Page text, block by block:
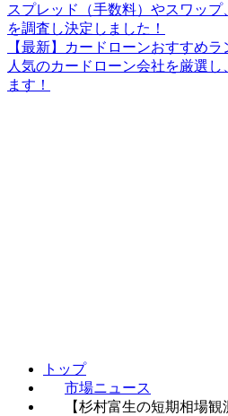
スプレッド（手数料）やスワップ
を調査し決定しました！
【最新】カードローンおすすめラ
人気のカードローン会社を厳選
ます！
トップ
市場ニュース
【杉村富生の短期相場